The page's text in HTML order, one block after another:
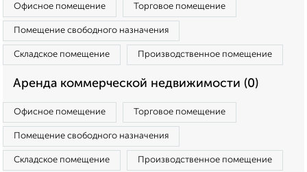
Офисное помещение Торговое помещение
Помещение свободного назначения
Складское помещение Производственное помещение
Аренда коммерческой недвижимости (0)
Офисное помещение Торговое помещение
Помещение свободного назначения
Складское помещение Производственное помещение